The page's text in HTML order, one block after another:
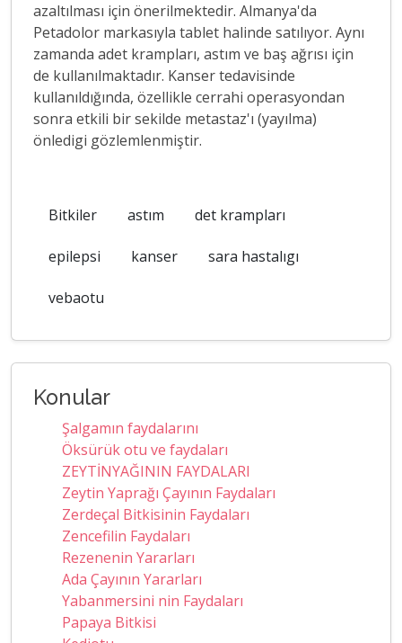
azaltılması için önerilmektedir. Almanya'da
Petadolor markasıyla tablet halinde satılıyor. Aynı
zamanda adet krampları, astım ve baş ağrısı için
de kullanılmaktadır. Kanser tedavisinde
kullanıldığında, özellikle cerrahi operasyondan
sonra etkili bir sekilde metastaz'ı (yayılma)
önledigi gözlemlenmiştir.
Bitkiler astım det krampları
epilepsi kanser sara hastalıgı
vebaotu
Konular
Şalgamın faydalarını
Öksürük otu ve faydaları
ZEYTİNYAĞININ FAYDALARI
Zeytin Yaprağı Çayının Faydaları
Zerdeçal Bitkisinin Faydaları
Zencefilin Faydaları
Rezenenin Yararları
Ada Çayının Yararları
Yabanmersini nin Faydaları
Papaya Bitkisi